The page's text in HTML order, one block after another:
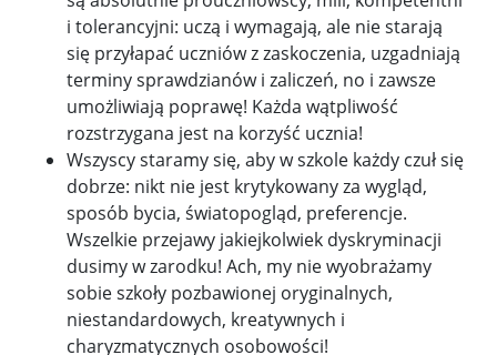
i tolerancyjni: uczą i wymagają, ale nie starają
się przyłapać uczniów z zaskoczenia, uzgadniają
terminy sprawdzianów i zaliczeń, no i zawsze
umożliwiają poprawę! Każda wątpliwość
rozstrzygana jest na korzyść ucznia!
Wszyscy staramy się, aby w szkole każdy czuł się
dobrze: nikt nie jest krytykowany za wygląd,
sposób bycia, światopogląd, preferencje.
Wszelkie przejawy jakiejkolwiek dyskryminacji
dusimy w zarodku! Ach, my nie wyobrażamy
sobie szkoły pozbawionej oryginalnych,
niestandardowych, kreatywnych i
charyzmatycznych osobowości!